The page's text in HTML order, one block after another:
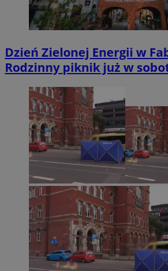
Dzień Zielonej Energii w
Rodzinny piknik już w